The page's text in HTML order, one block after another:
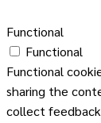
Functional
Functional
Functional
sharing the
collect